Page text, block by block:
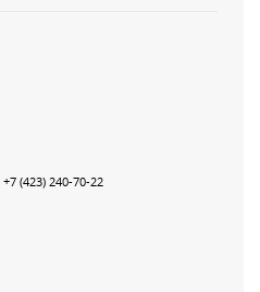
+7 (423) 240-70-22